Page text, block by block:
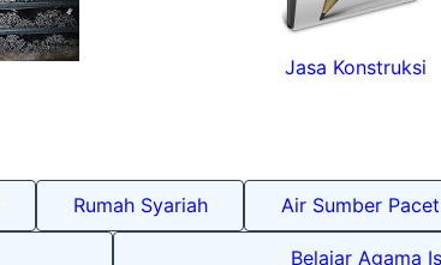
Jasa Konstruksi
Rumah Syariah Air Sumber Pacet
Belajar Agama